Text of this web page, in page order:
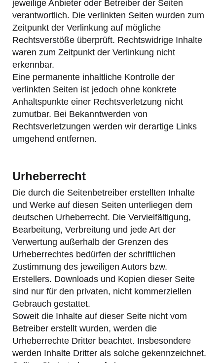
jeweilige Anbieter oder Betreiber der Seiten
verantwortlich. Die verlinkten Seiten wurden zum
Zeitpunkt der Verlinkung auf mögliche
Rechtsverstöße überprüft. Rechtswidrige Inhalte
waren zum Zeitpunkt der Verlinkung nicht
erkennbar.
Eine permanente inhaltliche Kontrolle der
verlinkten Seiten ist jedoch ohne konkrete
Anhaltspunkte einer Rechtsverletzung nicht
zumutbar. Bei Bekanntwerden von
Rechtsverletzungen werden wir derartige Links
umgehend entfernen.
Urheberrecht
Die durch die Seitenbetreiber erstellten Inhalte
und Werke auf diesen Seiten unterliegen dem
deutschen Urheberrecht. Die Vervielfältigung,
Bearbeitung, Verbreitung und jede Art der
Verwertung außerhalb der Grenzen des
Urheberrechtes bedürfen der schriftlichen
Zustimmung des jeweiligen Autors bzw.
Erstellers. Downloads und Kopien dieser Seite
sind nur für den privaten, nicht kommerziellen
Gebrauch gestattet.
Soweit die Inhalte auf dieser Seite nicht vom
Betreiber erstellt wurden, werden die
Urheberrechte Dritter beachtet. Insbesondere
werden Inhalte Dritter als solche gekennzeichnet.